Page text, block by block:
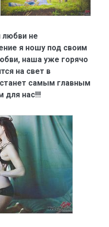
любви не
я ношу под своим
наша уже горячо
на свет в
самым главным
для нас!!!